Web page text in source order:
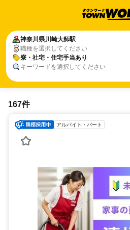
神奈川県川崎大師駅
職種を選択してください
寮・社宅・住宅手当あり
キーワードを選択してください
167件
アルバイト・パート